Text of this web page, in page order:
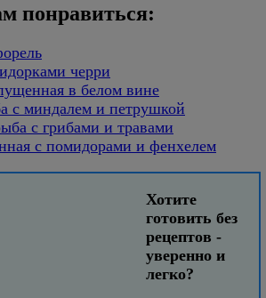
понравиться:
черри
в белом вине
с миндалем и петрушкой
с грибами и травами
с помидорами и фенхелем
Хотите
готовить без
рецептов -
уверенно и
легко?